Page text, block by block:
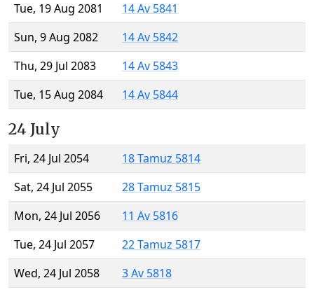
Tue, 19 Aug 2081
14 Av 5841
Sun, 9 Aug 2082
14 Av 5842
Thu, 29 Jul 2083
14 Av 5843
Tue, 15 Aug 2084
14 Av 5844
24 July
Fri, 24 Jul 2054
18 Tamuz 5814
Sat, 24 Jul 2055
28 Tamuz 5815
Mon, 24 Jul 2056
11 Av 5816
Tue, 24 Jul 2057
22 Tamuz 5817
Wed, 24 Jul 2058
3 Av 5818